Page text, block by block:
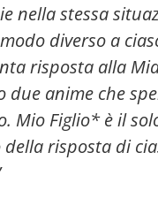
nella stessa
diverso a
risposta alla
due anime che
Mio Figlio* è il
della risposta di